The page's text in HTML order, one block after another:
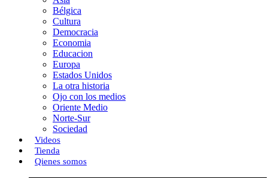
i
r
Bélgica
Cultura
Democracia
Economia
Educacion
Europa
Estados Unidos
La otra historia
Ojo con los medios
Oriente Medio
Norte-Sur
Sociedad
Videos
Tienda
Qienes somos